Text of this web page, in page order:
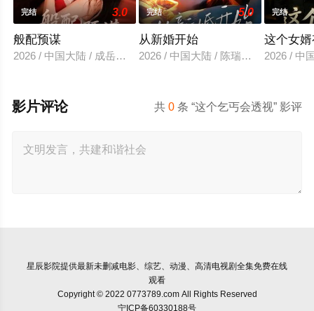
完结 3.0
般配预谋
2026 / 中国大陆 / 成岳＆刘蔓莉
完结 5.0
从新婚开始
2026 / 中国大陆 / 陈瑞丰＆郑晨雨
完结
这个女
2026 / 中
共0 条 “这个乞丐会透视” 影评
影片评论
星辰影院提供最新未删减电影、综艺、动漫、高清电视剧全集免费在线
观看
Copyright © 2022 0773789.com All Rights Reserved
宁ICP备60330188号